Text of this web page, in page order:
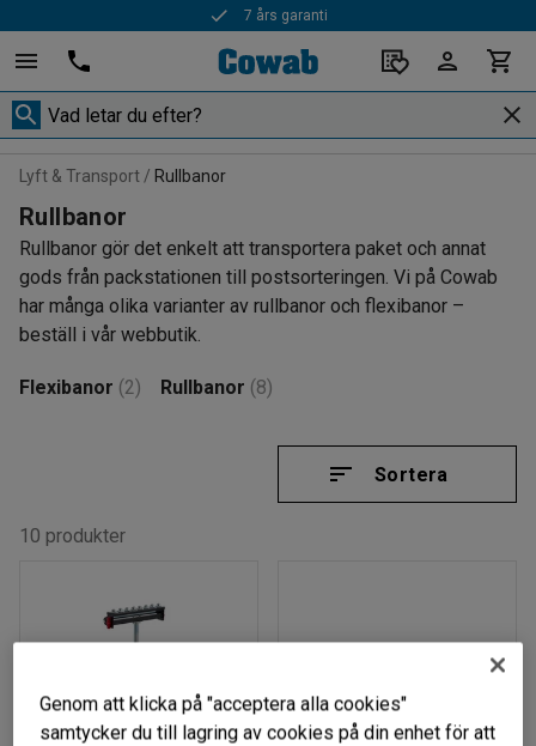
Snabba leveranser
Lyft & Transport Rullbanor
Rullbanor
Rullbanor gör det enkelt att transportera paket och annat
gods från packstationen till postsorteringen. Vi på Cowab
har många olika varianter av rullbanor och flexibanor –
beställ i vår webbutik.
Flexibanor (2) Rullbanor (8)
Sortera
10 produkter
Genom att klicka på "acceptera alla cookies"
samtycker du till lagring av cookies på din enhet för att